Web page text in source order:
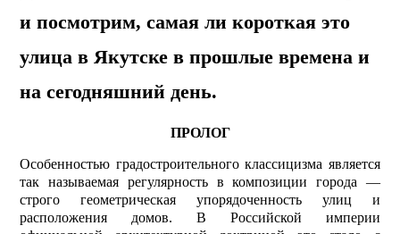
и посмотрим, самая ли короткая это
улица в Якутске в прошлые времена и
на сегодняшний день.
ПРОЛОГ
Особенностью градостроительного классицизма является
так называемая регулярность в композиции города —
строго геометрическая упорядоченность улиц и
расположения домов. В Российской империи